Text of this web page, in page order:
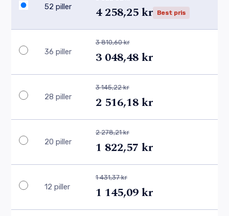
52 piller 4 258,25 kr Best pris
36 piller
3 810,60 kr
3 048,48 kr
28 piller
3 145,22 kr
2 516,18 kr
20 piller
2 278,21 kr
1 822,57 kr
12 piller
1 431,37 kr
1 145,09 kr